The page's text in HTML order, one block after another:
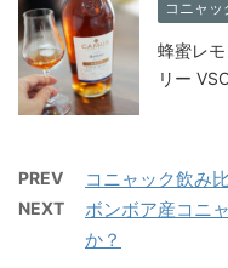
コニャッ
蜂蜜レ
リー
PREV コニャック飲み
NEXT
ボンボア産コニ
か？